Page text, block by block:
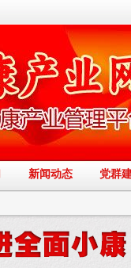
新闻动态 党群